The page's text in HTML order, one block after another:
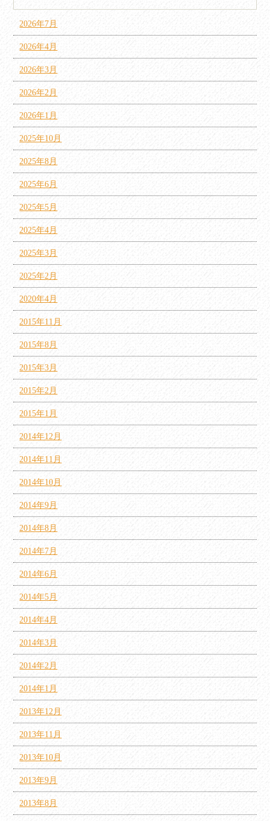
2026年7月
2026年4月
2026年3月
2026年2月
2026年1月
2025年10月
2025年8月
2025年6月
2025年5月
2025年4月
2025年3月
2025年2月
2020年4月
2015年11月
2015年8月
2015年3月
2015年2月
2015年1月
2014年12月
2014年11月
2014年10月
2014年9月
2014年8月
2014年7月
2014年6月
2014年5月
2014年4月
2014年3月
2014年2月
2014年1月
2013年12月
2013年11月
2013年10月
2013年9月
2013年8月